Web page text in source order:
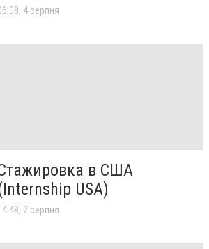
4 серпня
в США
USA)
2 серпня